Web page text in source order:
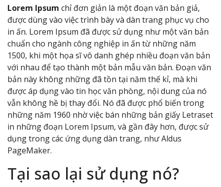
Lorem Ipsum chỉ đơn giản là một đoạn văn bản giả,
được dùng vào việc trình bày và dàn trang phục vụ cho
in ấn. Lorem Ipsum đã được sử dụng như một văn bản
chuẩn cho ngành công nghiệp in ấn từ những năm
1500, khi một họa sĩ vô danh ghép nhiều đoạn văn bản
với nhau để tạo thành một bản mẫu văn bản. Đoạn văn
bản này không những đã tồn tại năm thế kỉ, mà khi
được áp dụng vào tin học văn phòng, nội dung của nó
vẫn không hề bị thay đổi. Nó đã được phổ biến trong
những năm 1960 nhờ việc bán những bản giấy Letraset
in những đoạn Lorem Ipsum, và gần đây hơn, được sử
dụng trong các ứng dụng dàn trang, như Aldus
PageMaker.
Tại sao lại sử dụng nó?